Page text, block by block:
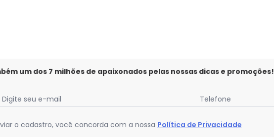
um dos 7 milhões de apaixonados pelas nossas dicas e promoções!
Digite seu e-mail Telefone
o cadastro, você concorda com a nossa Política de Privacidade